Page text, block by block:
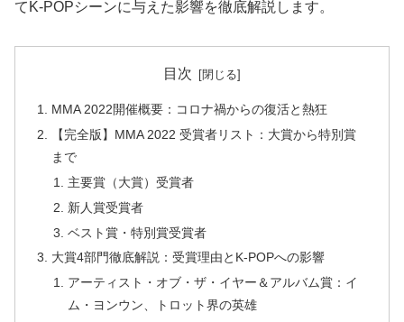
てK-POPシーンに与えた影響を徹底解説します。
目次
MMA 2022開催概要：コロナ禍からの復活と熱狂
【完全版】MMA 2022 受賞者リスト：大賞から特別賞
まで
主要賞（大賞）受賞者
新人賞受賞者
ベスト賞・特別賞受賞者
大賞4部門徹底解説：受賞理由とK-POPへの影響
アーティスト・オブ・ザ・イヤー＆アルバム賞：イ
ム・ヨンウン、トロット界の英雄